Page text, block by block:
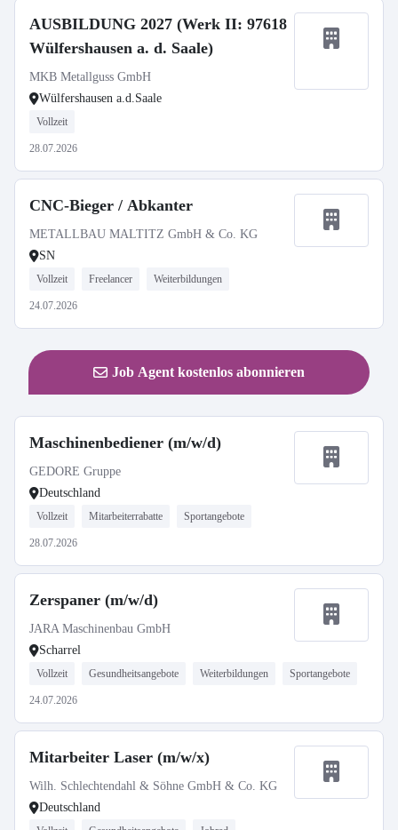
AUSBILDUNG 2027 (Werk II: 97618
Wülfershausen a. d. Saale)
MKB Metallguss GmbH
Wülfershausen a.d.Saale
Vollzeit
28.07.2026
CNC-Bieger / Abkanter
METALLBAU MALTITZ GmbH & Co. KG
SN
Vollzeit Freelancer Weiterbildungen
24.07.2026
Job Agent kostenlos abonnieren
Maschinenbediener (m/w/d)
GEDORE Gruppe
Deutschland
Vollzeit Mitarbeiterrabatte Sportangebote
28.07.2026
Zerspaner (m/w/d)
JARA Maschinenbau GmbH
Scharrel
Vollzeit Gesundheitsangebote Weiterbildungen Sportangebote
24.07.2026
Mitarbeiter Laser (m/w/x)
Wilh. Schlechtendahl & Söhne GmbH & Co. KG
Deutschland